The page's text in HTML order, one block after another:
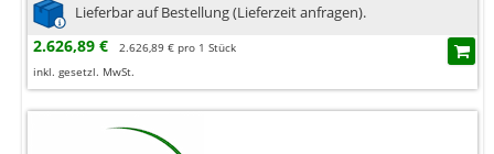
Lieferbar auf Bestellung (Lieferzeit anfragen).
2.626,89 €
2.626,89 € pro 1 Stück
inkl. gesetzl. MwSt.